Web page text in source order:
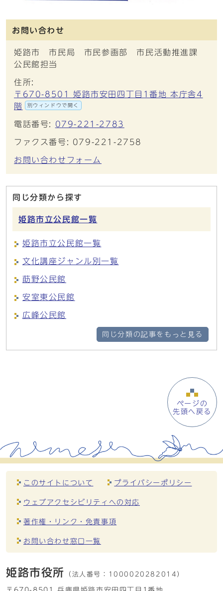
お問い合わせ
姫路市 市民局 市民参画部 市民活動推進課
公民館担当
住所:
〒670-8501 姫路市安田四丁目1番地 本庁舎4
階
別ウィンドウで開く
電話番号: 079-221-2783
ファクス番号: 079-221-2758
お問い合わせフォーム
同じ分類から探す
姫路市立公民館一覧
姫路市立公民館一覧
文化講座ジャンル別一覧
莇野公民館
安室東公民館
広峰公民館
同じ分類の記事をもっと見る
ページの
先頭へ戻る
このサイトについて プライバシーポリシー
ウェブアクセシビリティへの対応
著作権・リンク・免責事項
お問い合わせ窓口一覧
姫路市役所 （法人番号： 1000020282014）